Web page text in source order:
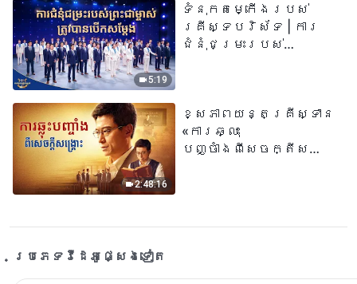
5:19
ទំនុកតម្កើង​របស់​
គ្រីស្ទបរិស័ទ | ការ
ជំនុំជម្រះរបស់
2:48:16
ខ្សែភាពយន្តគ្រីស្ទាន
«ការឆ្លុះ
បញ្ចាំងពីសេចក្តីសង្រ្គោះ»
ប្រភេទ​វីដេអូ​ផ្សេង​ទៀត​